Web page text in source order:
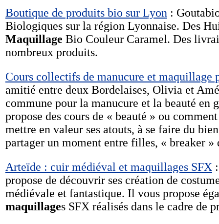
Boutique de produits bio sur Lyon :
Biologiques sur la région Lyonnaise. Des
Maquillage Bio Couleur Caramel. Des
nombreux produits.
Cours collectifs de manucure et maquillage
amitié entre deux Bordelaises, Olivia et
commune pour la manucure et la beauté en
propose des cours de « beauté » ou
mettre en valeur ses atouts, à se faire du
partager un moment entre filles, « breaker »
Arteïde : cuir médiéval et maquillages SFX
propose de découvrir ses création de
médiévale et fantastique. Il vous propose
maquillages SFX réalisés dans le cadre de